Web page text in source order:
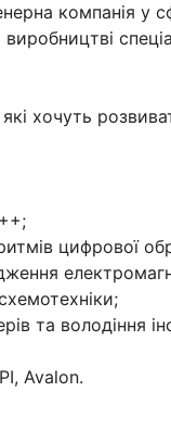
компанія у
хочуть
цифрової
та володіння
Avalon.